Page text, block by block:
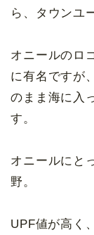
ら、タウンユ
オニールのロ
に有名ですが
のまま海に入
す。
オニールにと
野。
UPF値が高く